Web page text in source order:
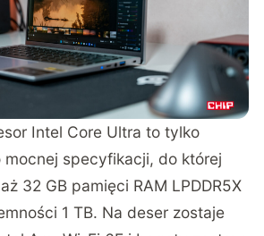
Intel Core Ultra to tylko
specyfikacji, do której
32 GB pamięci RAM LPDDR5X
1 TB. Na deser zostaje